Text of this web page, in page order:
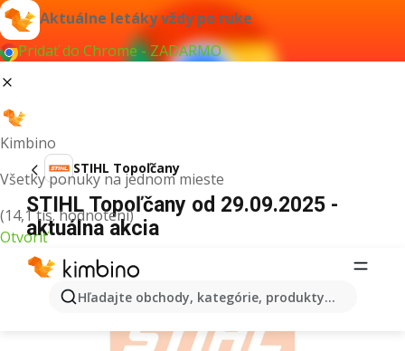
Aktuálne letáky vždy po ruke
Pridať do Chrome - ZADARMO
Kimbino
Všetky ponuky na jednom mieste
(14,1 tis. hodnotení)
Otvoriť
Hľadajte obchody, kategórie, produkty...
STIHL Topoľčany
STIHL Topoľčany od 29.09.2025 -
aktuálna akcia